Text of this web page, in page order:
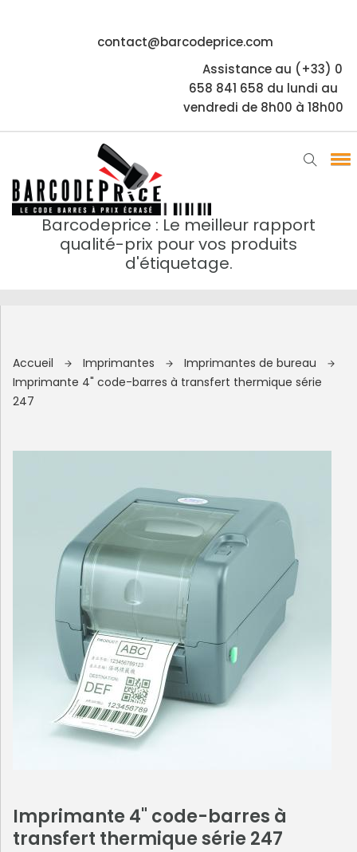
contact@barcodeprice.com
Assistance au (+33) 0
658 841 658 du lundi au
vendredi de 8h00 à 18h00
Barcodeprice : Le meilleur rapport
qualité-prix pour vos produits
d'étiquetage.
Accueil Imprimantes
Imprimantes de bureau
Imprimante 4" code-barres à transfert thermique série
247
Imprimante 4" code-barres à
transfert thermique série 247